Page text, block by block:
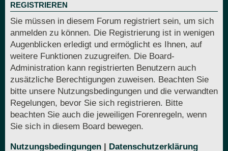
REGISTRIEREN
Sie müssen in diesem Forum registriert sein, um sich
anmelden zu können. Die Registrierung ist in wenigen
Augenblicken erledigt und ermöglicht es Ihnen, auf
weitere Funktionen zuzugreifen. Die Board-
Administration kann registrierten Benutzern auch
zusätzliche Berechtigungen zuweisen. Beachten Sie
bitte unsere Nutzungsbedingungen und die verwandten
Regelungen, bevor Sie sich registrieren. Bitte
beachten Sie auch die jeweiligen Forenregeln, wenn
Sie sich in diesem Board bewegen.
Nutzungsbedingungen | Datenschutzerklärung